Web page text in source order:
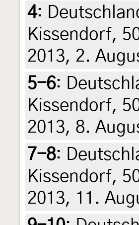
4:
Kissendorf,
2013, 2.
5-6:
Kissendorf,
2013, 8.
7-8:
Kissendorf,
2013, 11.